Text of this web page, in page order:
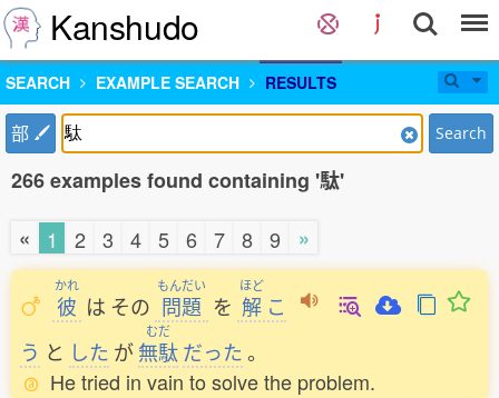
Kanshudo
SEARCH EXAMPLE SEARCH RESULTS
部 Search
266 examples found containing '駄'
« 1 2 3 4 5 6 7 8 9 »
かれ
彼 は その
もんだい
問題 を
ほど
解 こ
う と した が
むだ
無駄だった。
He tried in vain to solve the problem.